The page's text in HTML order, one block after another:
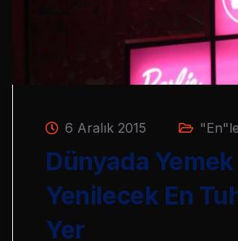
6 Aralık 2015
Dünyada Yemek
Yenilecek En
Yer